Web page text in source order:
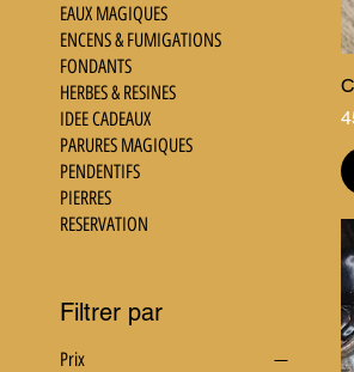
EAUX MAGIQUES
ENCENS & FUMIGATIONS
FONDANTS
HERBES & RESINES
IDEE CADEAUX
PARURES MAGIQUES
PENDENTIFS
PIERRES
RESERVATION
Filtrer par
Prix